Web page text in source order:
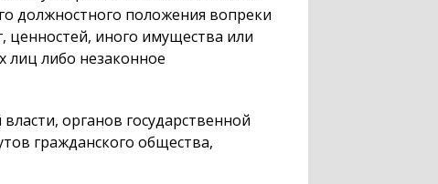
должностного положения вопреки
ценностей, иного имущества или
лиц либо незаконное
органов государственной
гражданского общества,